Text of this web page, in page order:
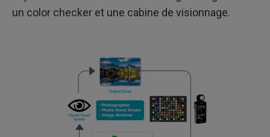
un color checker et une cabine de visionnage.